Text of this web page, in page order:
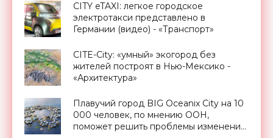
CITY eTAXI: легкое городское
электротакси представлено в
Германии (видео) - «Транспорт»
CITE-City: «умный» экогород без
жителей построят в Нью-Мексико -
«Архитектура»
Плавучий город BIG Oceanix City на 10
000 человек, по мнению ООН,
поможет решить проблемы изменения